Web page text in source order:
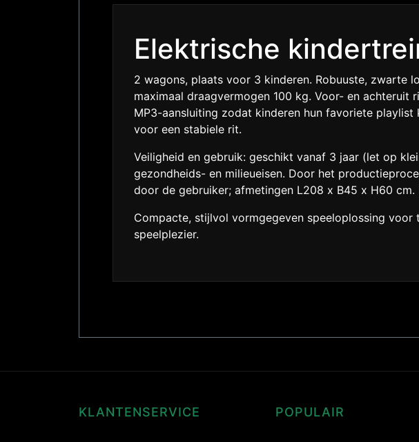
Elektrische
2 wagons, plaats voor 3 kinderen. Robuuste, zwarte
maximaal draagvermogen 100 kg. Voor- en achteruit
MP3-aansluiting zodat kinderen hun favoriete
voor een stabiele rit.
Veiligheid en gebruik: geschikt vanaf 3 jaar (let op
gezondheids- en milieueisen. Door het
door de gebruiker; afmetingen L208 x B45 x H60
Compacte, stijlvol vormgegeven speeloplossing
speelplezier.
KLANTENSERVICE POPULAIR